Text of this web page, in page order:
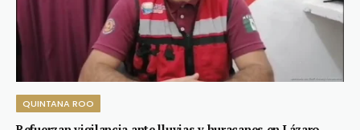
QUINTANA ROO